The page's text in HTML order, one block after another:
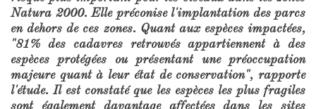
Natura 2000. Elle préconise l'implantation des parcs
en dehors de ces zones. Quant aux espèces impactées,
"81% des cadavres retrouvés appartiennent à des
espèces protégées ou présentant une préoccupation
majeure quant à leur état de conservation", rapporte
l'étude. Il est constaté que les espèces les plus fragiles
sont également davantage affectées dans les sites